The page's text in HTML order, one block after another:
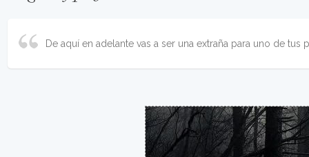
De aquí en adelante vas a ser una extraña para uno de tus